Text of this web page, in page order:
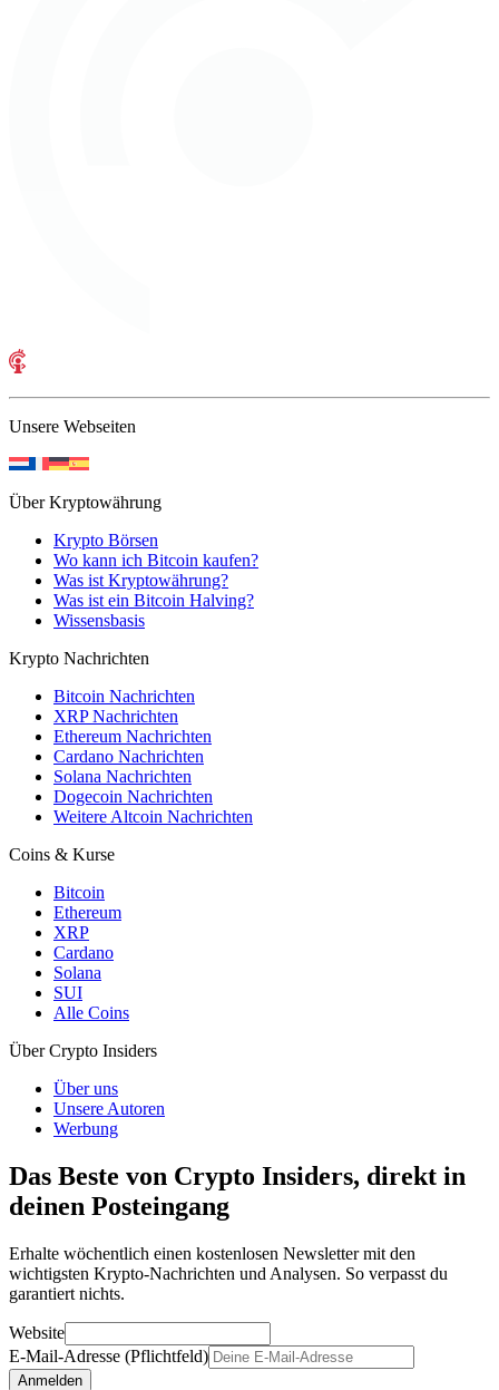
Unsere Webseiten
Über Kryptowährung
Krypto Börsen
Wo kann ich Bitcoin kaufen?
Was ist Kryptowährung?
Was ist ein Bitcoin Halving?
Wissensbasis
Krypto Nachrichten
Bitcoin Nachrichten
XRP Nachrichten
Ethereum Nachrichten
Cardano Nachrichten
Solana Nachrichten
Dogecoin Nachrichten
Weitere Altcoin Nachrichten
Coins & Kurse
Bitcoin
Ethereum
XRP
Cardano
Solana
SUI
Alle Coins
Über Crypto Insiders
Über uns
Unsere Autoren
Werbung
Das Beste von Crypto Insiders, direkt in
deinen Posteingang
Erhalte wöchentlich einen kostenlosen Newsletter mit den
wichtigsten Krypto-Nachrichten und Analysen. So verpasst du
garantiert nichts.
Website
E-Mail-Adresse (Pflichtfeld)
Anmelden